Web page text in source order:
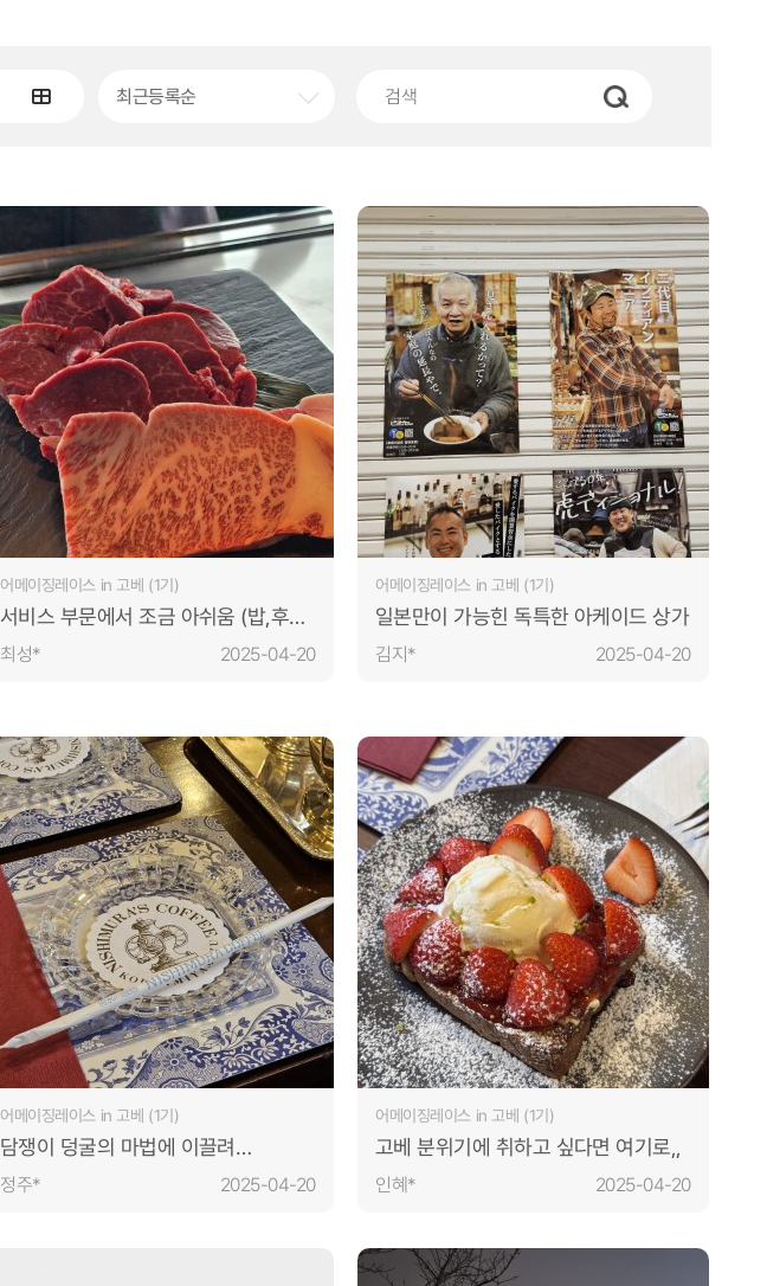
최근등록순
어메이징레이스 in 고베 (1기)
서비스 부문에서 조금 아쉬움 (밥,후식
찍어먹는 소스들이 처음 먹어보는
최성* 2025-04-20
어메이징레이스 in 고베 (1기)
일본만이 가능힌 독특한 아케이드 상가
김지* 2025-04-20
어메이징레이스 in 고베 (1기)
담쟁이 덩굴의 마법에 이끌려
정주* 2025-04-20
어메이징레이스 in 고베 (1기)
고베 분위기에 취하고 싶다면 여기로,,
인혜* 2025-04-20